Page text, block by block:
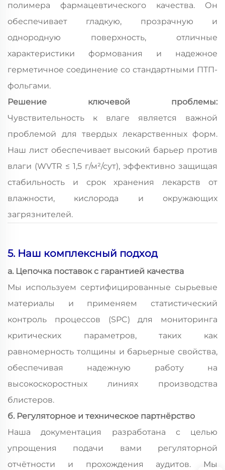
полимера фармацевтического качества. Он
обеспечивает гладкую, прозрачную и
однородную поверхность, отличные
характеристики формования и надежное
герметичное соединение со стандартными ПТП-
фольгами.
Решение ключевой проблемы:
Чувствительность к влаге является важной
проблемой для твердых лекарственных форм.
Наш лист обеспечивает высокий барьер против
влаги (WVTR ≤ 1,5 г/м²/сут), эффективно защищая
стабильность и срок хранения лекарств от
влажности, кислорода и окружающих
загрязнителей.
5. Наш комплексный подход
a. Цепочка поставок с гарантией качества
Мы используем сертифицированные сырьевые
материалы и применяем статистический
контроль процессов (SPC) для мониторинга
критических параметров, таких как
равномерность толщины и барьерные свойства,
обеспечивая надежную работу на
высокоскоростных линиях производства
блистеров.
б. Регуляторное и техническое партнёрство
Наша документация разработана с целью
упрощения подачи вами регуляторной
отчётности и прохождения аудитов. Мы